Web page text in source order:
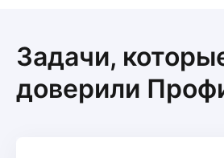
Задачи,
доверили